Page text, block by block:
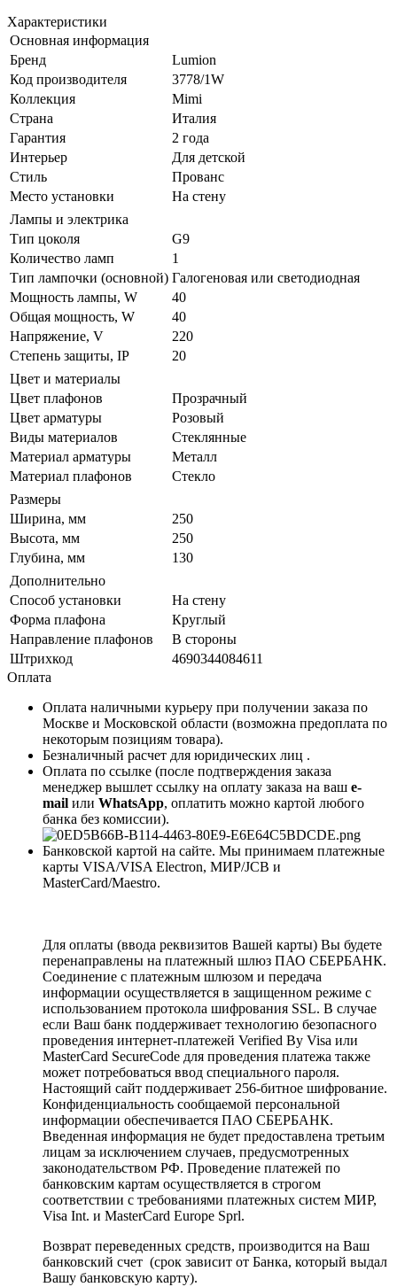
Характеристики
Основная информация
Бренд
Lumion
Код производителя
3778/1W
Коллекция
Mimi
Страна
Италия
Гарантия
2 года
Интерьер
Для детской
Стиль
Прованс
Место установки
На стену
Лампы и электрика
Тип цоколя
G9
Количество ламп
1
Тип лампочки (основной) Галогеновая или светодиодная
Мощность лампы, W
40
Общая мощность, W
40
Напряжение, V
220
Степень защиты, IP
20
Цвет и материалы
Цвет плафонов
Прозрачный
Цвет арматуры
Розовый
Виды материалов
Стеклянные
Материал арматуры
Металл
Материал плафонов
Стекло
Размеры
Ширина, мм
250
Высота, мм
250
Глубина, мм
130
Дополнительно
Способ установки
На стену
Форма плафона
Круглый
Направление плафонов
В стороны
Штрихкод
4690344084611
Оплата
Оплата наличными курьеру при получении заказа по
Москве и Московской области (возможна предоплата по
некоторым позициям товара).
Безналичный расчет для юридических лиц .
Оплата по ссылке (после подтверждения заказа
менеджер вышлет ссылку на оплату заказа на ваш e-
mail или WhatsApp, оплатить можно картой любого
банка без комиссии).
Банковской картой на сайте. Мы принимаем платежные
карты VISA/VISA Electron, МИР/JCB и
MasterCard/Maestro.
Для оплаты (ввода реквизитов Вашей карты) Вы будете
перенаправлены на платежный шлюз ПАО СБЕРБАНК.
Соединение с платежным шлюзом и передача
информации осуществляется в защищенном режиме с
использованием протокола шифрования SSL. В случае
если Ваш банк поддерживает технологию безопасного
проведения интернет-платежей Verified By Visa или
MasterCard SecureCode для проведения платежа также
может потребоваться ввод специального пароля.
Настоящий сайт поддерживает 256-битное шифрование.
Конфиденциальность сообщаемой персональной
информации обеспечивается ПАО СБЕРБАНК.
Введенная информация не будет предоставлена третьим
лицам за исключением случаев, предусмотренных
законодательством РФ. Проведение платежей по
банковским картам осуществляется в строгом
соответствии с требованиями платежных систем МИР,
Visa Int. и MasterCard Europe Sprl.
Возврат переведенных средств, производится на Ваш
банковский счет (срок зависит от Банка, который выдал
Вашу банковскую карту).